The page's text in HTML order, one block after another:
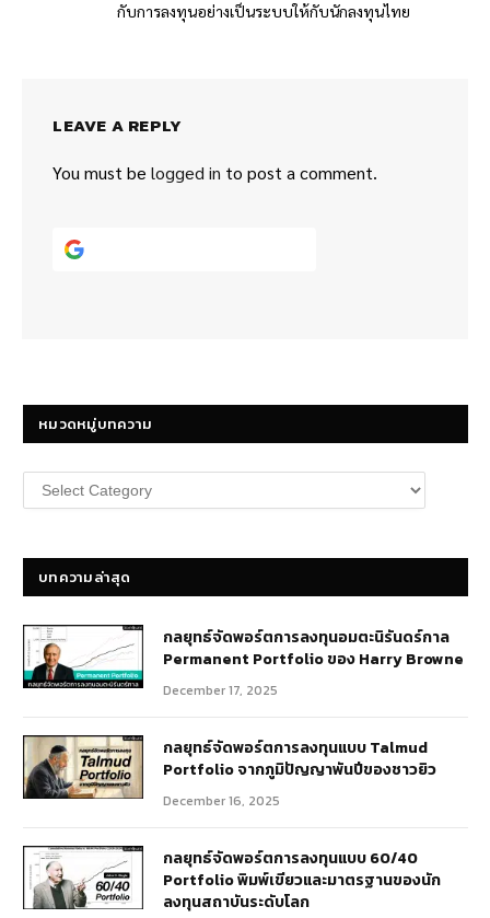
กับการลงทุนอย่างเป็นระบบให้กับนักลงทุนไทย
LEAVE A REPLY
You must be logged in to post a comment.
หมวดหมู่บทความ
หมวด
หมู่
บทความล่าสุด
กลยุทธ์​จัดพอร์ตการลงทุนอมตะนิรันดร์กาล
Permanent Portfolio ของ Harry Browne
December 17, 2025
กลยุทธ์จัดพอร์ตการลงทุนแบบ Talmud
Portfolio จากภูมิปัญญาพันปีของชาวยิว
December 16, 2025
กลยุทธ์จัดพอร์ตการลงทุนแบบ 60/40
Portfolio พิมพ์เขียวและมาตรฐานของนัก
ลงทุนสถาบันระดับโลก